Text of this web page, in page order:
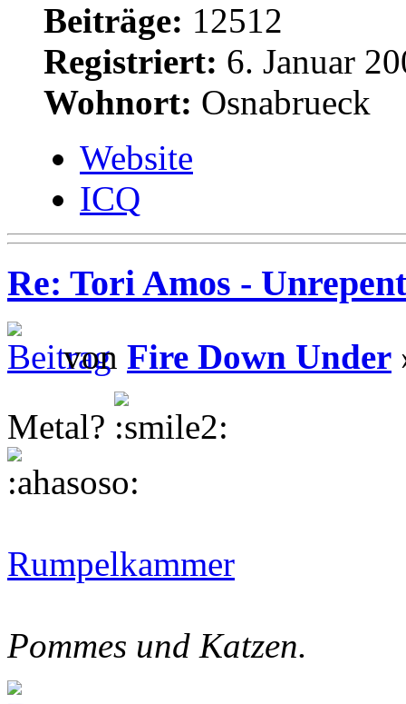
Beiträge: 12512
Registriert: 6. Januar
Wohnort: Osnabrueck
Website
ICQ
Re: Tori Amos -
von Fire Down Under
Metal?
Rumpelkammer
Pommes und Katzen.